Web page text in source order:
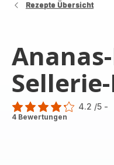
Rezepte Übersicht
ratings.4.2
4.2 /5 -
4 Bewertungen